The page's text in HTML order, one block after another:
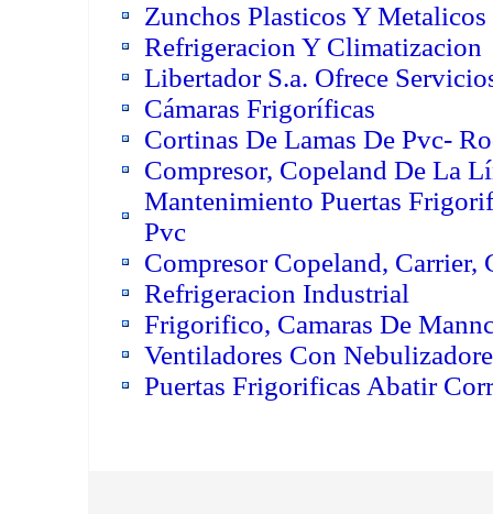
Zunchos Plasticos Y Metalicos
Refrigeracion Y Climatizacion
Libertador S.a. Ofrece
Cámaras Frigoríficas
Cortinas De Lamas De Pvc-
Compresor, Copeland De La
Mantenimiento Puertas
Pvc
Compresor Copeland,
Refrigeracion Industrial
Frigorifico, Camaras De
Ventiladores Con
Puertas Frigorificas Abatir